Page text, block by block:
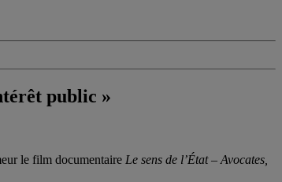
public »
le film documentaire Le sens de l’État – Avocates,